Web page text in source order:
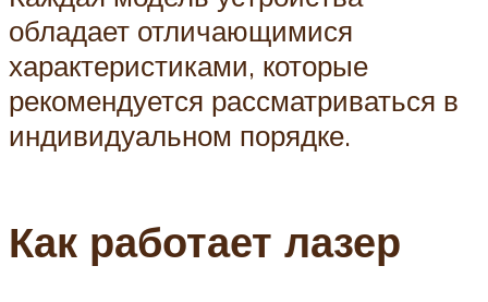
обладает отличающимися
характеристиками, которые
рекомендуется рассматриваться в
индивидуальном порядке.
Как работает лазер